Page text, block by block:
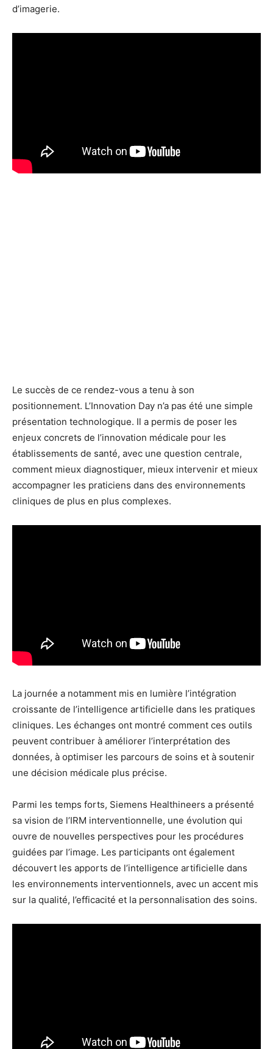
d’imagerie.
Le succès de ce rendez-vous a tenu à son
positionnement. L’Innovation Day n’a pas été une simple
présentation technologique. Il a permis de poser les
enjeux concrets de l’innovation médicale pour les
établissements de santé, avec une question centrale,
comment mieux diagnostiquer, mieux intervenir et mieux
accompagner les praticiens dans des environnements
cliniques de plus en plus complexes.
La journée a notamment mis en lumière l’intégration
croissante de l’intelligence artificielle dans les pratiques
cliniques. Les échanges ont montré comment ces outils
peuvent contribuer à améliorer l’interprétation des
données, à optimiser les parcours de soins et à soutenir
une décision médicale plus précise.
Parmi les temps forts, Siemens Healthineers a présenté
sa vision de l’IRM interventionnelle, une évolution qui
ouvre de nouvelles perspectives pour les procédures
guidées par l’image. Les participants ont également
découvert les apports de l’intelligence artificielle dans
les environnements interventionnels, avec un accent mis
sur la qualité, l’efficacité et la personnalisation des soins.